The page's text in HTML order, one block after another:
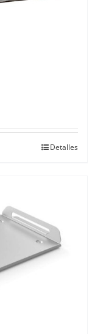
Detalles